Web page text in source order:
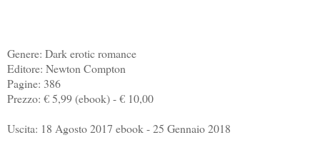
Genere: Dark erotic romance
Editore: Newton Compton
Pagine: 386
Prezzo: € 5,99 (ebook) - € 10,00
Uscita: 18 Agosto 2017 ebook - 25 Gennaio 2018